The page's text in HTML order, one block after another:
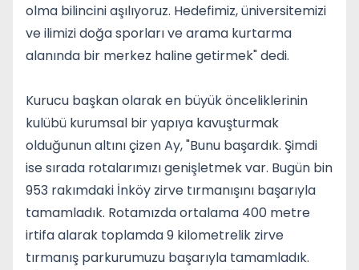
olma bilincini aşılıyoruz. Hedefimiz, üniversitemizi
ve ilimizi doğa sporları ve arama kurtarma
alanında bir merkez haline getirmek" dedi.
Kurucu başkan olarak en büyük önceliklerinin
kulübü kurumsal bir yapıya kavuşturmak
olduğunun altını çizen Ay, "Bunu başardık. Şimdi
ise sırada rotalarımızı genişletmek var. Bugün bin
953 rakımdaki İnköy zirve tırmanışını başarıyla
tamamladık. Rotamızda ortalama 400 metre
irtifa alarak toplamda 9 kilometrelik zirve
tırmanış parkurumuzu başarıyla tamamladık.